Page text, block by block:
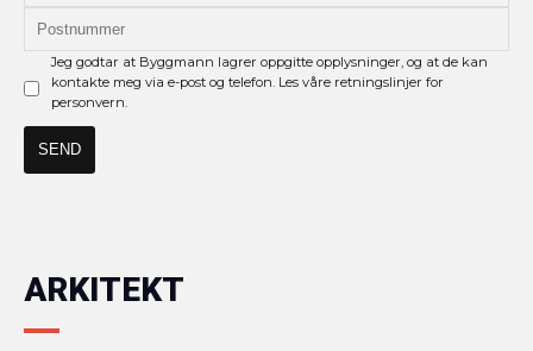
Jeg godtar at Byggmann lagrer oppgitte opplysninger, og at de kan
kontakte meg via e-post og telefon. Les våre retningslinjer for
personvern.
ARKITEKT